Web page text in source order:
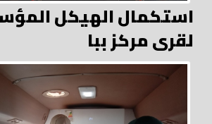
استكمال الهيكل
لقرى مركز ببا